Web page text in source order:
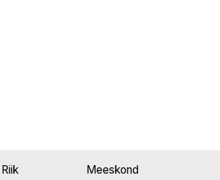
Riik Meeskond